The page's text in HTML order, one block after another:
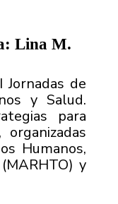
Lina M.
Jornadas de
y Salud.
para
Humanos,
y